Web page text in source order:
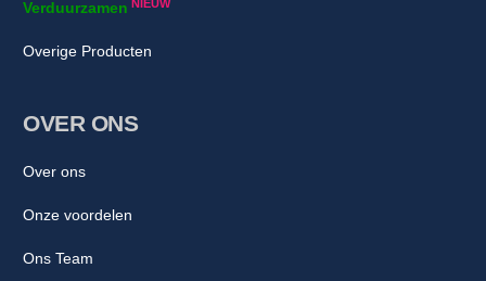
Verduurzamen NIEUW
Overige Producten
OVER ONS
Over ons
Onze voordelen
Ons Team